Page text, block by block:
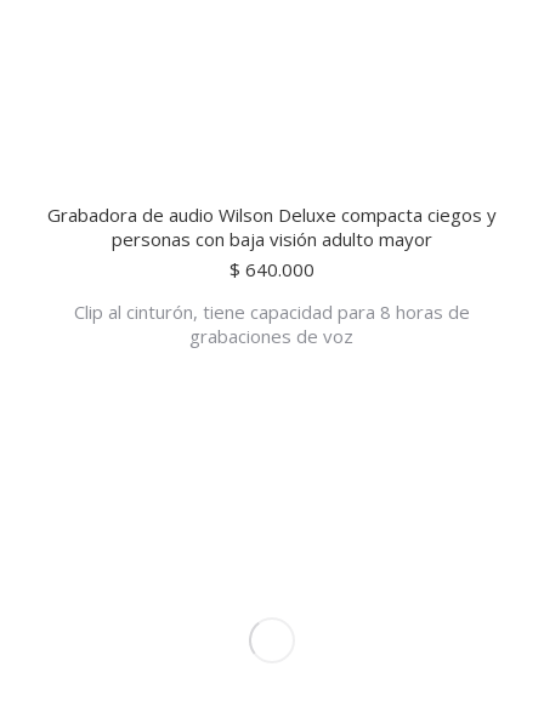
Grabadora de audio Wilson Deluxe compacta ciegos y
personas con baja visión adulto mayor
$ 640.000
Clip al cinturón, tiene capacidad para 8 horas de
grabaciones de voz